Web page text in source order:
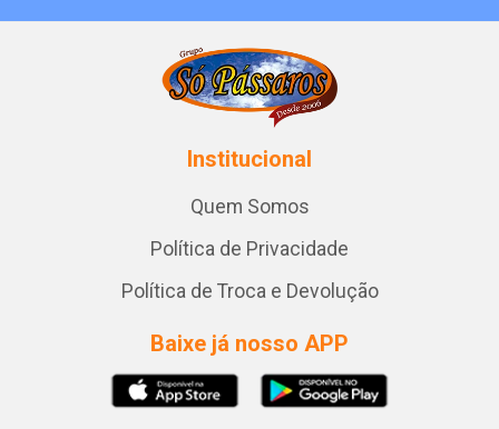
Institucional
Quem Somos
Política de Privacidade
Política de Troca e Devolução
Baixe já nosso APP